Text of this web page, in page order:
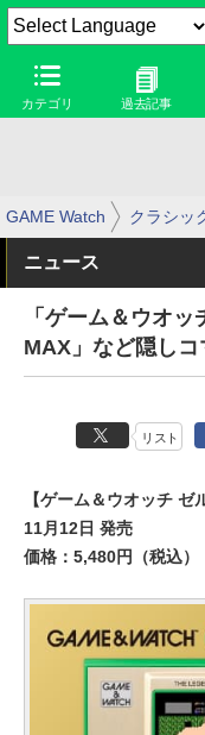
カテゴリ 過去記事
GAME Watch クラシッ
ニュース
「ゲーム＆ウオ
MAX」など隠しコ
リスト
【ゲーム＆ウオッチ ゼ
11月12日 発売
価格：5,480円（税込）